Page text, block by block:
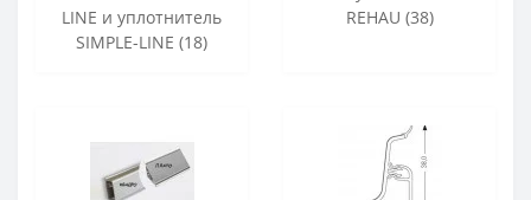
LINE и уплотнитель
SIMPLE-LINE (18)
REHAU (38)